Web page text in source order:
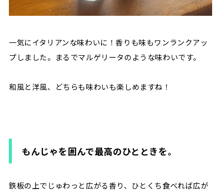
一気にイタリアンな味わいに！香りも味もワンランクアッ
プしました。まるでマルゲリータのような味わいです。
和風と洋風、どちらも味わいも楽しめますね！
もんじゃを囲んで最高のひとときを。
鉄板の上でじゅわっと広がる香り、ひとくち食べれば広が